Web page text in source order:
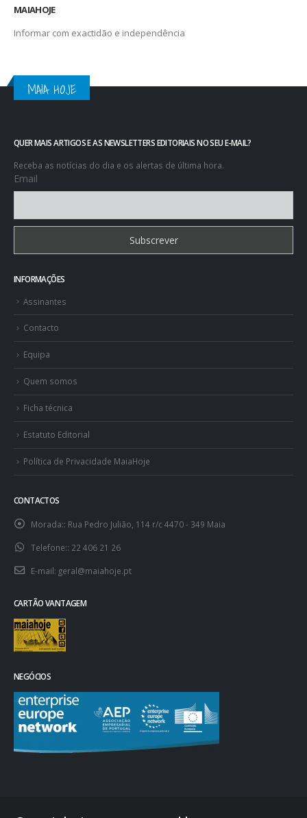
MAIAHOJE
Informar com exactidão e independência
MAIA HOJE
QUER MAIS ARTIGOS E AS NEWSLETTERS EDITORIAIS NO SEU E-MAIL?
Receba as notícias do dia e os alertas de última hora.
Email
INFORMAÇÕES
Assinantes
Contacto
Equipa
Quem somos
Ficha técnica
Estatuto Editorial
Política de Privacidade MaiaHoje
CONTACTOS
Morada:: Rua Pedro Julião, 114 r/c 4470 - 349 Maia
Telefone:: 22 406 21 26
E-mail: geral@maiahoje.pt
CARTÃO VANTAGEM
NEGÓCIOS